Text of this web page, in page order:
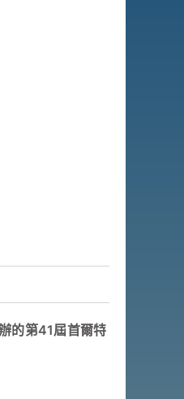
的第41屆首爾特